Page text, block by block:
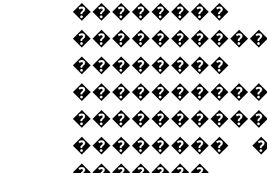
��������
��������